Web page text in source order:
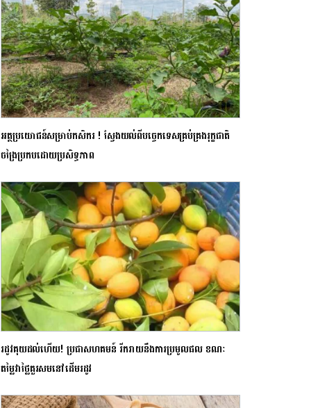
អត្ថប្រយោជន៍សម្រាប់កសិករ ! ស្វែងយល់ពីបច្ចេកទេសគ្រប់គ្រងរុក្ខជាតិ
ចង្រៃប្រកបដោយប្រសិទ្ធភាព
រដូវគុយដល់ហើយ! ប្រជាសហគមន៍ រីករាយនឹងការប្រមូលផល ខណៈ
តម្លៃវាថ្លៃគួរសមនៅដើមរដូវ